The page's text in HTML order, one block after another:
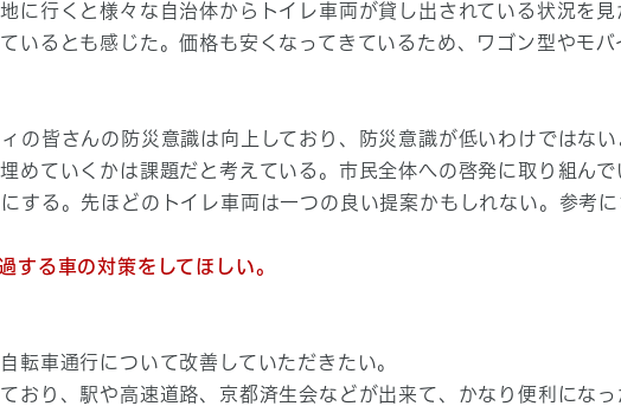
に行くと様々な自治体からトイレ車両が貸し出されている状況を
いるとも感じた。価格も安くなってきているため、ワゴン型やモ
の皆さんの防災意識は向上しており、防災意識が低いわけではな
めていくかは課題だと考えている。市民全体への啓発に取り組んで
する。先ほどのトイレ車両は一つの良い提案かもしれない。参考に
する車の対策をしてほしい。
転車通行について改善していただきたい。
おり、駅や高速道路、京都済生会などが出来て、かなり便利にな